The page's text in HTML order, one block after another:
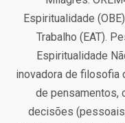
Espiritualidade
Trabalho (EAT).
Espiritualidade
inovadora de filosofia
de pensamentos,
decisões